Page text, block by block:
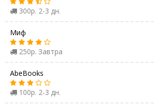
300р. 2-3 дн.
Миф
250р. Завтра
AbeBooks
100р. 2-3 дн.